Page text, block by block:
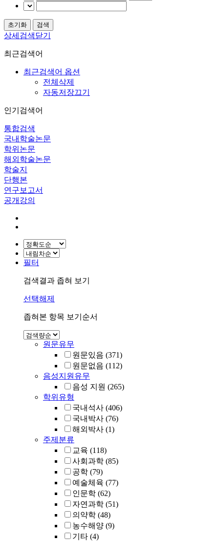
상세검색닫기
최근검색어
최근검색어 옵션
전체삭제
자동저장끄기
인기검색어
통합검색
국내학술논문
학위논문
해외학술논문
학술지
단행본
연구보고서
공개강의
필터
검색결과 좁혀 보기
선택해제
좁혀본 항목 보기순서
원문유무
원문있음 (371)
원문없음 (112)
음성지원유무
음성 지원 (265)
학위유형
국내석사 (406)
국내박사 (76)
해외박사 (1)
주제분류
교육 (118)
사회과학 (85)
공학 (79)
예술체육 (77)
인문학 (62)
자연과학 (51)
의약학 (48)
농수해양 (9)
기타 (4)